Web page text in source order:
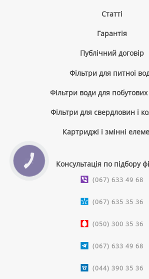
Cтатті
Гарантія
Публічний договір
Фільтри для питної
Фільтри води для
Фільтри для свердловин і
Картриджі і змінні
Консультація по підбору
(067) 633 49 68
(067) 635 35 36
(050) 300 35 36
(067) 633 49 68
(044) 390 35 36
КНОПКА
ЗВ'ЯЗКУ